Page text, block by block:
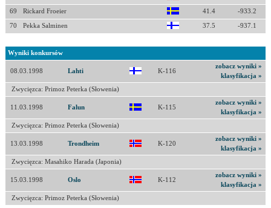
69 Rickard Froeier 41.4 -933.2
70 Pekka Salminen 37.5 -937.1
Wyniki konkursów
08.03.1998 Lahti K-116
zobacz wyniki »
klasyfikacja »
Zwycięzca: Primoz Peterka (Słowenia)
11.03.1998 Falun K-115
zobacz wyniki »
klasyfikacja »
Zwycięzca: Primoz Peterka (Słowenia)
13.03.1998 Trondheim K-120
zobacz wyniki »
klasyfikacja »
Zwycięzca: Masahiko Harada (Japonia)
15.03.1998 Oslo K-112
zobacz wyniki »
klasyfikacja »
Zwycięzca: Primoz Peterka (Słowenia)